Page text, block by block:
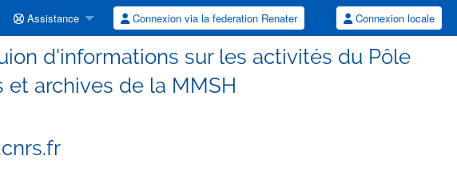
Assistance Connexion via la federation Renater Connexion locale
d'informations sur les activités du Pôle
archives de la MMSH